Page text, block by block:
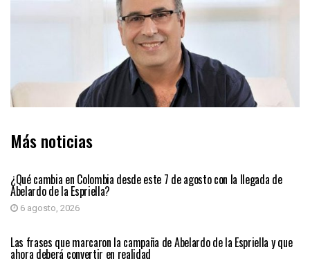
Más noticias
¿Qué cambia en Colombia desde este 7 de agosto con la llegada de
Abelardo de la Espriella?
6 agosto, 2026
PRIMER PLANO
Las frases que marcaron la campaña de Abelardo de la Espriella y que
ahora deberá convertir en realidad